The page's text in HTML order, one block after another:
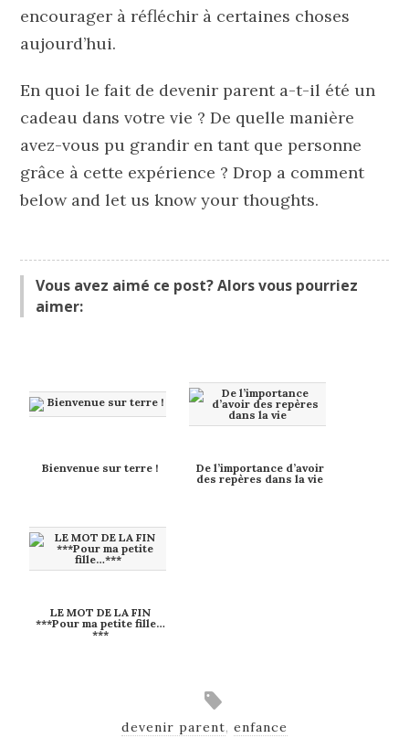
encourager à réfléchir à certaines choses
aujourd’hui.
En quoi le fait de devenir parent a-t-il été un
cadeau dans votre vie ? De quelle manière
avez-vous pu grandir en tant que personne
grâce à cette expérience ? Drop a comment
below and let us know your thoughts.
Vous avez aimé ce post? Alors vous pourriez
aimer:
Bienvenue sur terre !
De l’importance d’avoir
des repères dans la vie
LE MOT DE LA FIN
***Pour ma petite fille…
***
devenir parent, enfance